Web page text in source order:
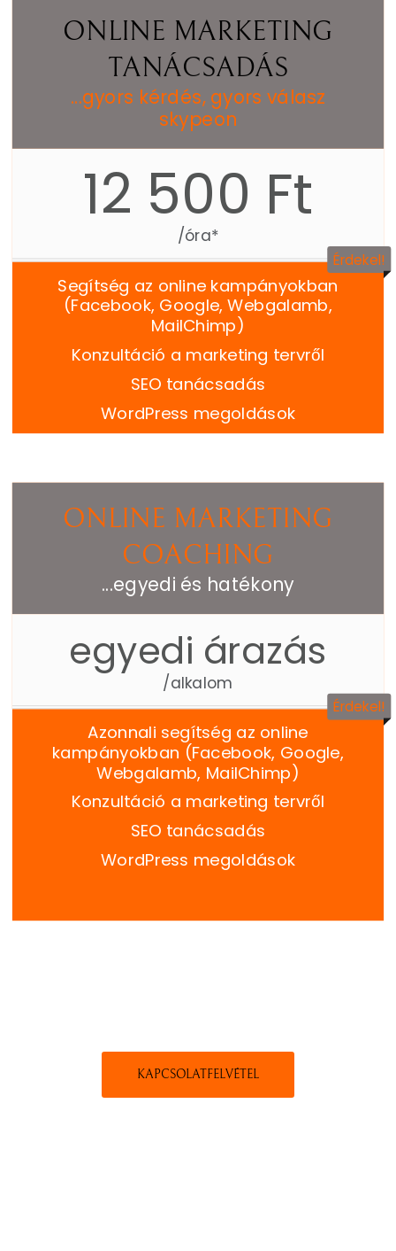
ONLINE MARKETING
TANÁCSADÁS
...gyors kérdés, gyors válasz
skypeon
12 500 Ft
/óra*
Érdekel!
Segítség az online kampányokban
(Facebook, Google, Webgalamb,
MailChimp)
Konzultáció a marketing tervről
SEO tanácsadás
WordPress megoldások
ONLINE MARKETING
COACHING
...egyedi és hatékony
egyedi árazás
/alkalom
Érdekel!
Azonnali segítség az online
kampányokban (Facebook, Google,
Webgalamb, MailChimp)
Konzultáció a marketing tervről
SEO tanácsadás
WordPress megoldások
KAPCSOLATFELVÉTEL